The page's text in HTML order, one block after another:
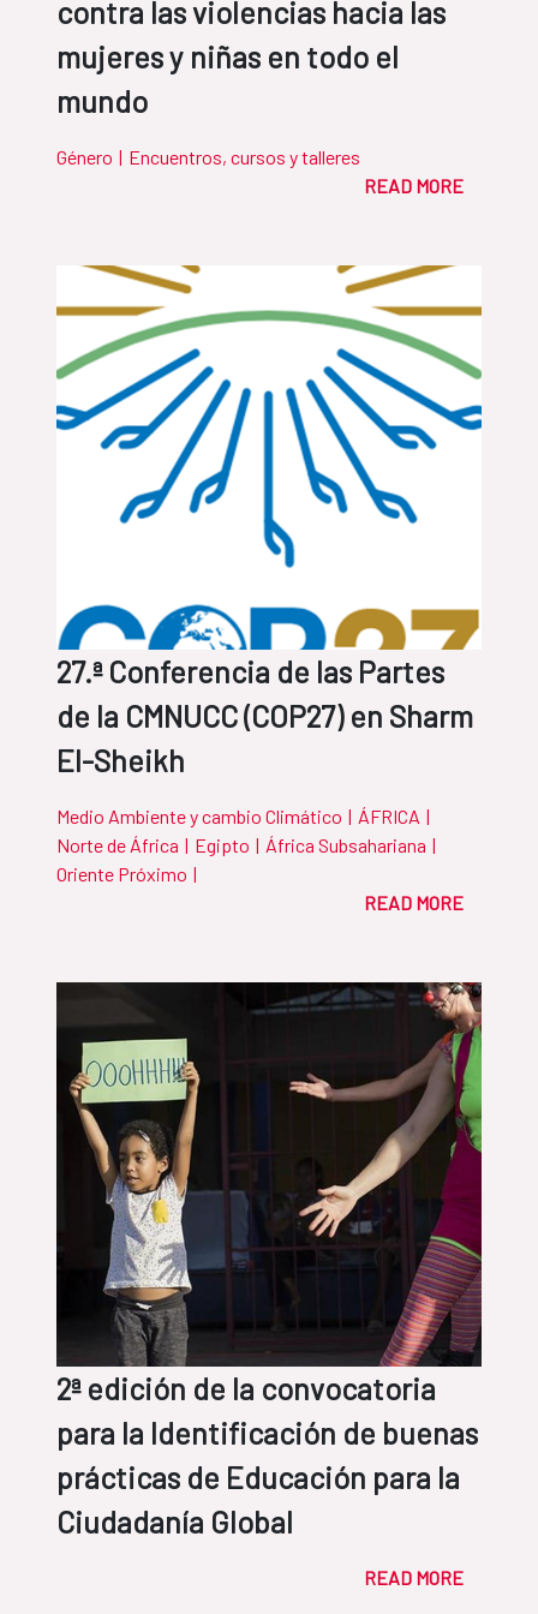
contra las violencias hacia las
mujeres y niñas en todo el
mundo
Género | Encuentros, cursos y talleres
READ MORE
27.ª Conferencia de las Partes
de la CMNUCC (COP27) en Sharm
El-Sheikh
Medio Ambiente y cambio Climático | ÁFRICA |
Norte de África | Egipto | África Subsahariana |
Oriente Próximo |
READ MORE
2ª edición de la convocatoria
para la Identificación de buenas
prácticas de Educación para la
Ciudadanía Global
READ MORE